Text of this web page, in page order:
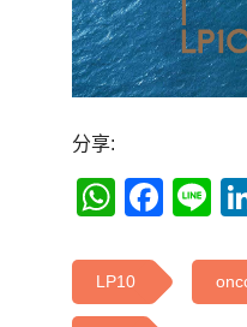
分享:
LP10